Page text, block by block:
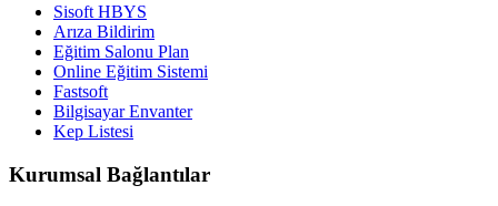
Sisoft HBYS
Arıza Bildirim
Eğitim Salonu Plan
Online Eğitim Sistemi
Fastsoft
Bilgisayar Envanter
Kep Listesi
Kurumsal Bağlantılar